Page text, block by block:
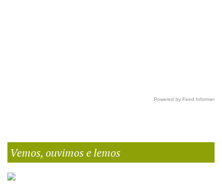
Powered by Feed Informer
Vemos, ouvimos e lemos